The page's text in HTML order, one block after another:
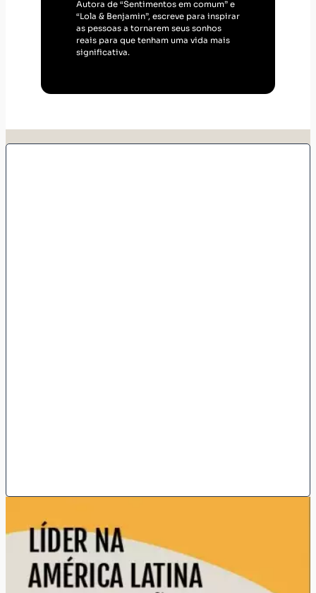
Autora de “Sentimentos em comum” e
“Lola & Benjamin”, escreve para inspirar
as pessoas a tornarem seus sonhos
reais para que tenham uma vida mais
significativa.